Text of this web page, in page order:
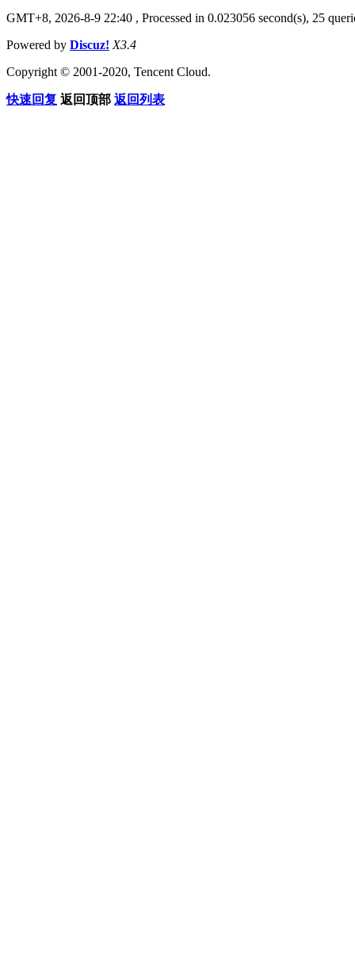
GMT+8, 2026-8-9 22:40 , Processed in 0.023056 second(s), 25
Powered by Discuz! X3.4
Copyright © 2001-2020, Tencent Cloud.
快速回复 返回顶部 返回列表